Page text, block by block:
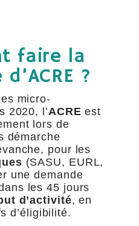
faire la
?
micro-
2020, l’ACRE est
lors de
démarche
pour les
(SASU, EURL,
une demande
les 45 jours
d’activité, en
d’éligibilité.